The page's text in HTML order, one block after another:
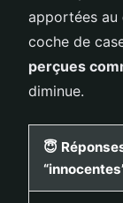
apportées au
coche de
perçues
diminue.
😇